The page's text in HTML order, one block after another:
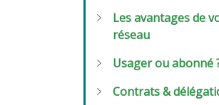
Les avantages de
réseau
Usager ou abonné
Contrats &